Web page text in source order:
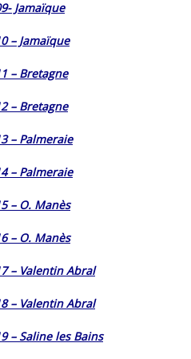
09- Jamaïque
10 – Jamaïque
11 – Bretagne
12 – Bretagne
13 – Palmeraie
14 – Palmeraie
15 – O. Manès
16 – O. Manès
17 – Valentin Abral
18 – Valentin Abral
19 – Saline les Bains